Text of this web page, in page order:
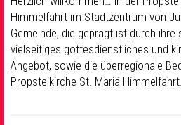
Himmelfahrt im Stadtzentrum von
Gemeinde, die geprägt ist durch ihre
vielseitiges gottesdienstliches und
Angebot, sowie die überregionale
Propsteikirche St. Mariä